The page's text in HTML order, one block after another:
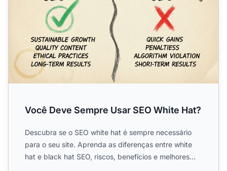
Você Deve Sempre Usar SEO White Hat?
Descubra se o SEO white hat é sempre necessário
para o seu site. Aprenda as diferenças entre white
hat e black hat SEO, riscos, benefícios e melhores